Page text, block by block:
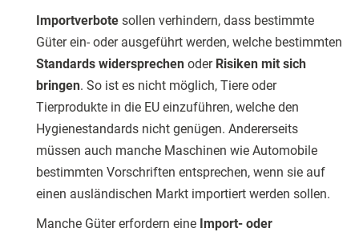
Importverbote sollen verhindern, dass bestimmte
Güter ein- oder ausgeführt werden, welche bestimmten
Standards widersprechen oder Risiken mit sich
bringen. So ist es nicht möglich, Tiere oder
Tierprodukte in die EU einzuführen, welche den
Hygienestandards nicht genügen. Andererseits
müssen auch manche Maschinen wie Automobile
bestimmten Vorschriften entsprechen, wenn sie auf
einen ausländischen Markt importiert werden sollen.
Manche Güter erfordern eine Import- oder